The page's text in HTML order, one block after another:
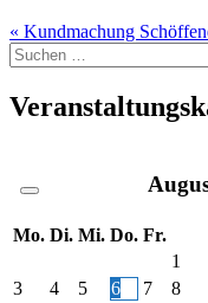
« Kundmachung
Suche
nach:
Mo. Di. Mi. Do. Fr.
1
3
4 5 6 7 8